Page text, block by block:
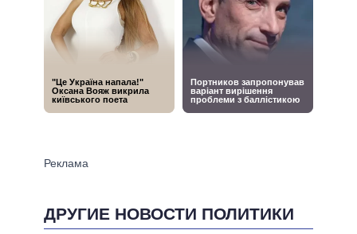
ДРУГИЕ НОВОСТИ ПОЛИТИКИ